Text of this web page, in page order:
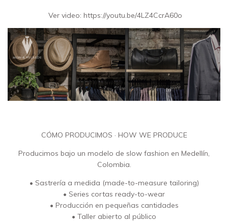
Ver video: https://youtu.be/4LZ4CcrA60o
CÓMO PRODUCIMOS · HOW WE PRODUCE
Producimos bajo un modelo de slow fashion en Medellín,
Colombia.
• Sastrería a medida (made-to-measure tailoring)
• Series cortas ready-to-wear
• Producción en pequeñas cantidades
• Taller abierto al público